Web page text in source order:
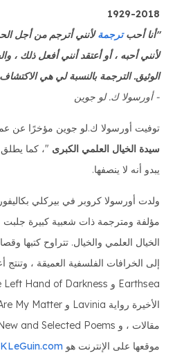
1929-2018
"أنا أحبترجمةلأنني أترجم من أجل
لأنني أحبه ، أو أعتقد أنني أفعل ذلك ،
الوثيق. الترجمة بالنسبة لي هي
- أورسولا ك. لو جوين
توفيت أورسولا ك.لو جوين مؤخرًا عن عمر يناهز 88 عامًا.
سيدة الخيال العلمي الكبرى "، كما يطلق
يبدو أنه لا ينصفها.
مؤلفة ومترجمة ذات شعبية كبيرة جلبت
الخيال العلمي والخيال. تتراوح كتبها
إلى الخرافات الفلسفية العميقة ، وتنتج
موقعها على الإنترنت هو